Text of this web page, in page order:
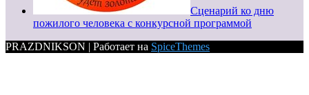
Сценарий ко дню
пожилого человека с конкурсной программой
PRAZDNIKSON | Работает на SpiceThemes